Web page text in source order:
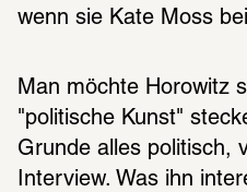
wenn sie Kate Moss
Man möchte Horowitz
"politische Kunst"
Grunde alles politisch,
Interview. Was ihn